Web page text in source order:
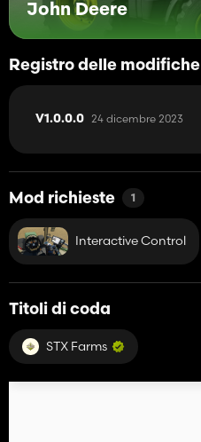
John Deere
Registro delle modifiche
V1.0.0.0 24 dicembre 2023
Mod richieste 1
Interactive Control
Titoli di coda
STX Farms